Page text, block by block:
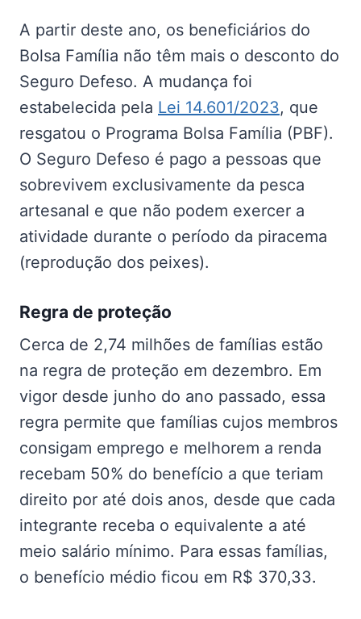
A partir deste ano, os beneficiários do
Bolsa Família não têm mais o desconto do
Seguro Defeso. A mudança foi
estabelecida pela Lei 14.601/2023, que
resgatou o Programa Bolsa Família (PBF).
O Seguro Defeso é pago a pessoas que
sobrevivem exclusivamente da pesca
artesanal e que não podem exercer a
atividade durante o período da piracema
(reprodução dos peixes).
Regra de proteção
Cerca de 2,74 milhões de famílias estão
na regra de proteção em dezembro. Em
vigor desde junho do ano passado, essa
regra permite que famílias cujos membros
consigam emprego e melhorem a renda
recebam 50% do benefício a que teriam
direito por até dois anos, desde que cada
integrante receba o equivalente a até
meio salário mínimo. Para essas famílias,
o benefício médio ficou em R$ 370,33.